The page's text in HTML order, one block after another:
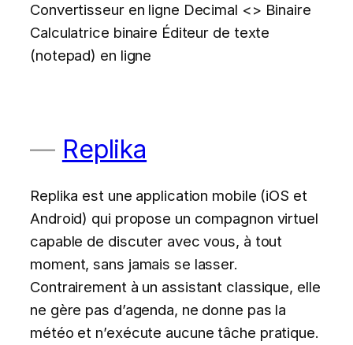
Convertisseur en ligne Decimal <> Binaire
Calculatrice binaire Éditeur de texte
(notepad) en ligne
Replika
Replika est une application mobile (iOS et
Android) qui propose un compagnon virtuel
capable de discuter avec vous, à tout
moment, sans jamais se lasser.
Contrairement à un assistant classique, elle
ne gère pas d’agenda, ne donne pas la
météo et n’exécute aucune tâche pratique.